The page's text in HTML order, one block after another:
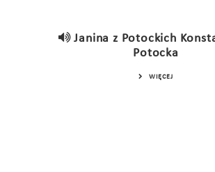
Janina z Potockich
Potocka
WIĘCEJ